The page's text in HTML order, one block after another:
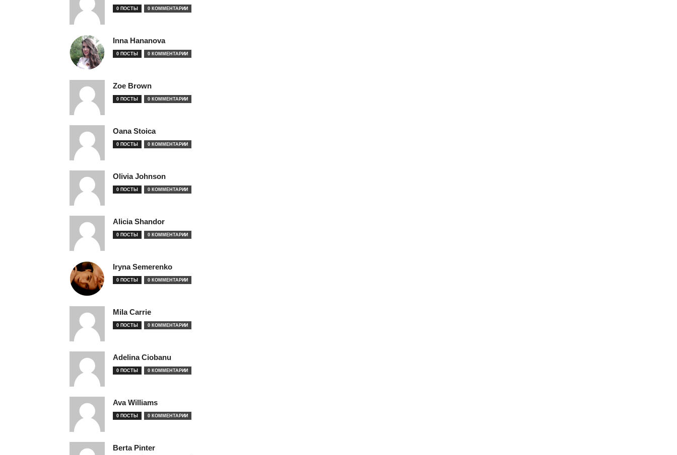
0 ПОСТЫ 0 КОММЕНТАРИИ
Inna Hananova
0 ПОСТЫ 0 КОММЕНТАРИИ
Zoe Brown
0 ПОСТЫ 0 КОММЕНТАРИИ
Oana Stoica
0 ПОСТЫ 0 КОММЕНТАРИИ
Olivia Johnson
0 ПОСТЫ 0 КОММЕНТАРИИ
Alicia Shandor
0 ПОСТЫ 0 КОММЕНТАРИИ
Iryna Semerenko
0 ПОСТЫ 0 КОММЕНТАРИИ
Mila Carrie
0 ПОСТЫ 0 КОММЕНТАРИИ
Adelina Ciobanu
0 ПОСТЫ 0 КОММЕНТАРИИ
Ava Williams
0 ПОСТЫ 0 КОММЕНТАРИИ
Berta Pinter